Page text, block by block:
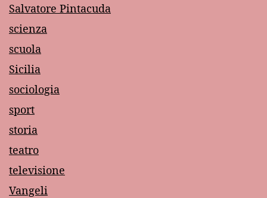
Salvatore Pintacuda
scienza
scuola
Sicilia
sociologia
sport
storia
teatro
televisione
Vangeli